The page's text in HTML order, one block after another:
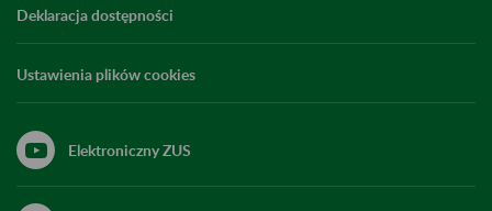
Deklaracja dostępności
Ustawienia plików cookies
Elektroniczny ZUS